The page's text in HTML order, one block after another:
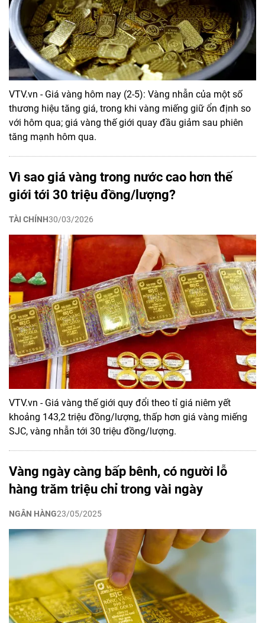
VTV.vn - Giá vàng hôm nay (2-5): Vàng nhẫn của một số
thương hiệu tăng giá, trong khi vàng miếng giữ ổn định so
với hôm qua; giá vàng thế giới quay đầu giảm sau phiên
tăng mạnh hôm qua.
Vì sao giá vàng trong nước cao hơn thế
giới tới 30 triệu đồng/lượng?
TÀI CHÍNH30/03/2026
VTV.vn - Giá vàng thế giới quy đổi theo tỉ giá niêm yết
khoảng 143,2 triệu đồng/lượng, thấp hơn giá vàng miếng
SJC, vàng nhẫn tới 30 triệu đồng/lượng.
Vàng ngày càng bấp bênh, có người lỗ
hàng trăm triệu chỉ trong vài ngày
NGÂN HÀNG23/05/2025